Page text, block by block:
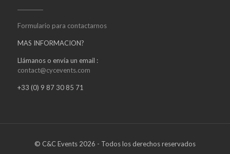
Formulario para contactarnos
MAS INFORMACION?
Llámanos o envía un email :
contact@cycevents.com
+33 (0) 9 87 30 85 71
© C&C Events 2026 - Todos los derechos reservados